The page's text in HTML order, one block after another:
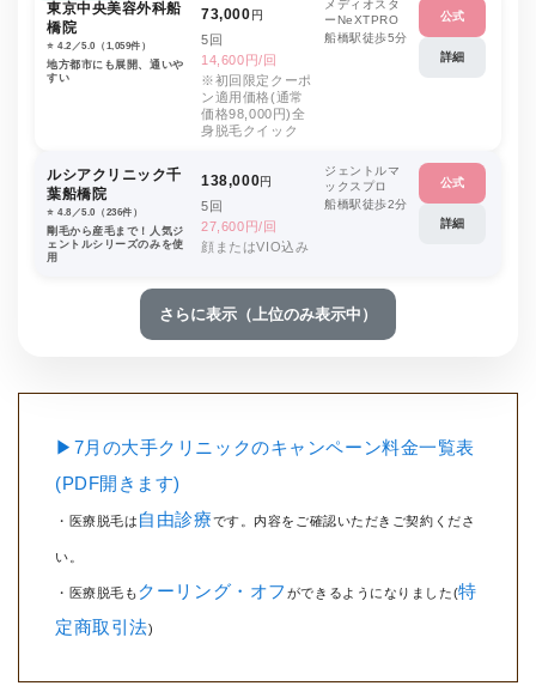
東京中央美容外科船
橋院
⭐️ 4.2／5.0（1,059件）
地方都市にも展開、通いや
すい
73,000円
5回
14,600円/回
※初回限定クーポ
ン適用価格(通常
価格98,000円)全
身脱毛クイック
メディオスタ
ーNeXTPRO
船橋駅徒歩5分
公式
詳細
ルシアクリニック千
葉船橋院
⭐️ 4.8／5.0（236件）
剛毛から産毛まで！人気ジ
ェントルシリーズのみを使
用
138,000円
5回
27,600円/回
顔またはVIO込み
ジェントルマ
ックスプロ
船橋駅徒歩2分
公式
詳細
さらに表示（上位のみ表示中）
▶7月の大手クリニックのキャンペーン料金一覧表
(PDF開きます)
・医療脱毛は 自由診療です。内容をご確認いただきご契約くださ
い。
・医療脱毛も クーリング・オフ ができるようになりました(特
定商取引法)